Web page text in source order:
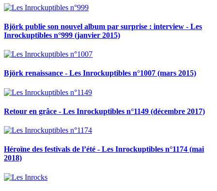
Björk publie son nouvel album par surprise : interview - Les
Inrockuptibles n°999 (janvier 2015)
Björk renaissance - Les Inrockuptibles n°1007 (mars 2015)
Retour en grâce - Les Inrockuptibles n°1149 (décembre 2017)
Héroïne des festivals de l’été - Les Inrockuptibles n°1174 (mai
2018)